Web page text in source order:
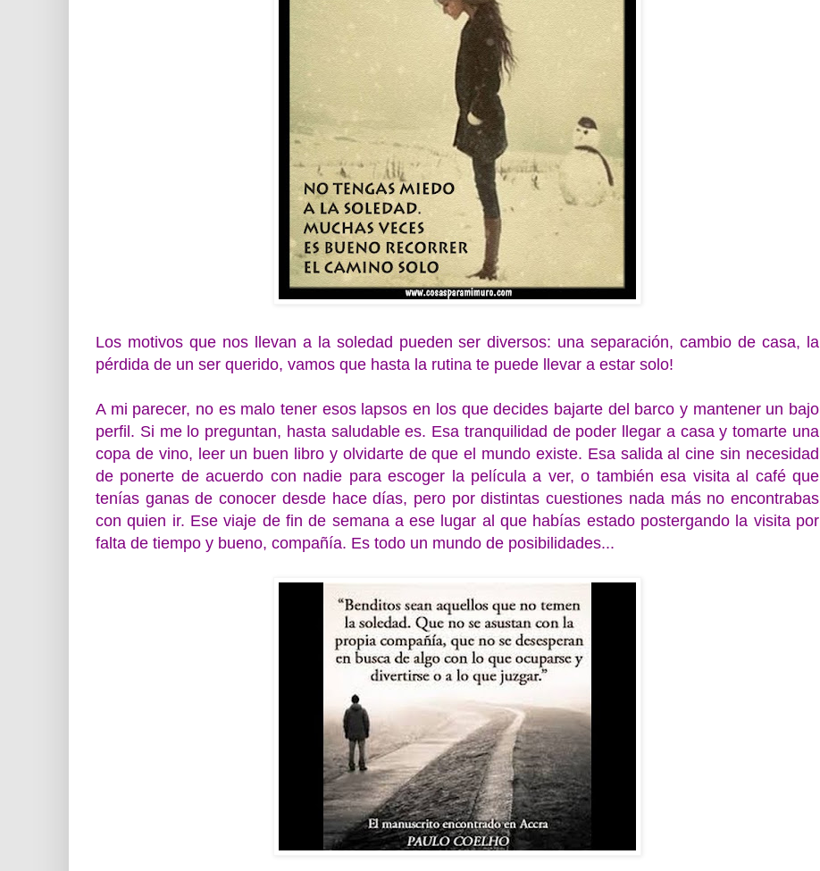
Los motivos que nos llevan a la soledad pueden ser diversos: una separación, cambio de casa, la
pérdida de un ser querido, vamos que hasta la rutina te puede llevar a estar solo!
A mi parecer, no es malo tener esos lapsos en los que decides bajarte del barco y mantener un bajo
perfil. Si me lo preguntan, hasta saludable es. Esa tranquilidad de poder llegar a casa y tomarte una
copa de vino, leer un buen libro y olvidarte de que el mundo existe. Esa salida al cine sin necesidad
de ponerte de acuerdo con nadie para escoger la película a ver, o también esa visita al café que
tenías ganas de conocer desde hace días, pero por distintas cuestiones nada más no encontrabas
con quien ir. Ese viaje de fin de semana a ese lugar al que habías estado postergando la visita por
falta de tiempo y bueno, compañía. Es todo un mundo de posibilidades...